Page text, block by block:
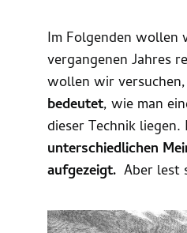
Im Folgenden wollen
vergangenen Jahres
wollen wir versuchen,
bedeutet, wie man
dieser Technik
unterschiedlichen
aufgezeigt. Aber lest